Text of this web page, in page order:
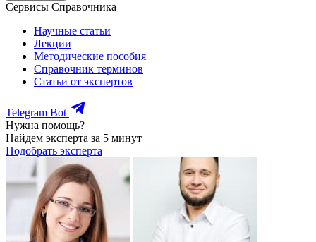
Сервисы Справочника
Научные статьи
Лекции
Методические пособия
Справочник терминов
Статьи от экспертов
Telegram Bot
Нужна помощь?
Найдем эксперта за 5 минут
Подобрать эксперта